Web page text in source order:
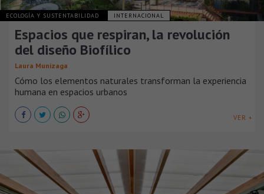
ECOLOGÍA Y SUSTENTABILIDAD INTERNACIONAL
Espacios que respiran, la revolución
del diseño Biofílico
Laura Munizaga
Cómo los elementos naturales transforman la experiencia
humana en espacios urbanos
VER +